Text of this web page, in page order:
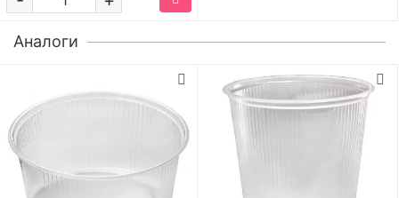
Аналоги